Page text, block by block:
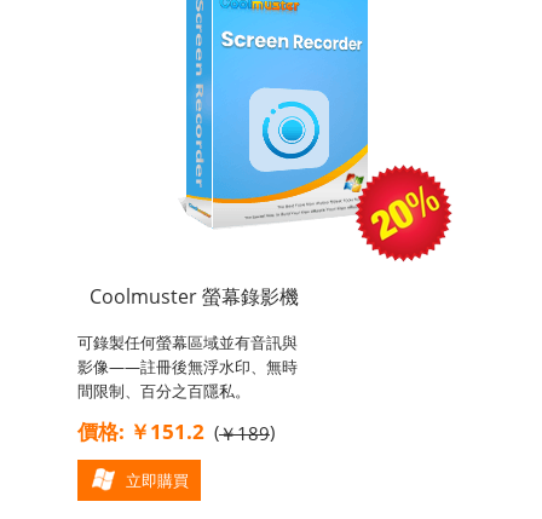
Coolmuster 螢幕錄影機
可錄製任何螢幕區域並有音訊與
影像——註冊後無浮水印、無時
間限制、百分之百隱私。
價格: ￥151.2 (￥189)
立即購買